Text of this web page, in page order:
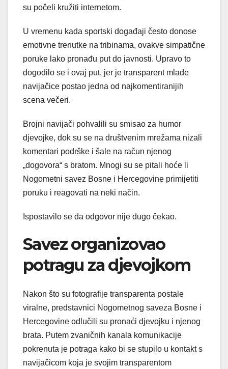
su počeli kružiti internetom.
U vremenu kada sportski događaji često donose
emotivne trenutke na tribinama, ovakve simpatične
poruke lako pronađu put do javnosti. Upravo to
dogodilo se i ovaj put, jer je transparent mlade
navijačice postao jedna od najkomentiranijih
scena večeri.
Brojni navijači pohvalili su smisao za humor
djevojke, dok su se na društvenim mrežama nizali
komentari podrške i šale na račun njenog
„dogovora“ s bratom. Mnogi su se pitali hoće li
Nogometni savez Bosne i Hercegovine primijetiti
poruku i reagovati na neki način.
Ispostavilo se da odgovor nije dugo čekao.
Savez organizovao
potragu za djevojkom
Nakon što su fotografije transparenta postale
viralne, predstavnici Nogometnog saveza Bosne i
Hercegovine odlučili su pronaći djevojku i njenog
brata. Putem zvaničnih kanala komunikacije
pokrenuta je potraga kako bi se stupilo u kontakt s
navijačicom koja je svojim transparentom